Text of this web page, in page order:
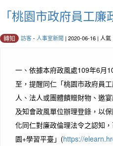
「桃園市政府員工
轉知 訪客- 人事室新聞 | 2020-06-16 | 人氣
一、依據本府政風處109年6月
至，提醒同仁「桃園市政府員
人、法人或團體饋贈財物、邀
及知會政風單位辦理登錄，以
化同仁對廉政倫理法令之認知
園+學習平臺」(https://